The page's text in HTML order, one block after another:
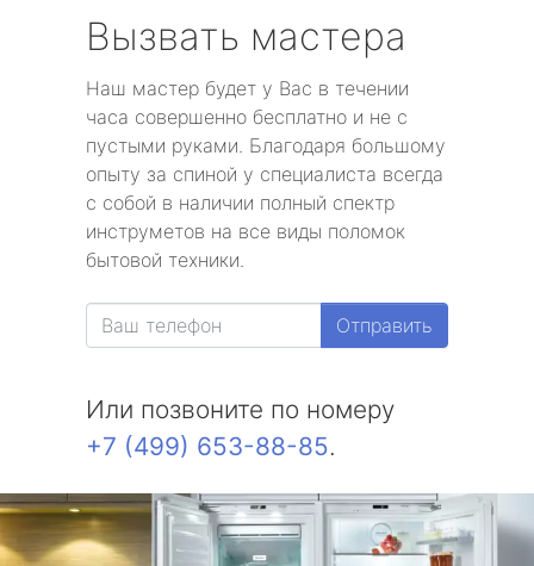
Вызвать мастера
Наш мастер будет у Вас в течении
часа совершенно бесплатно и не с
пустыми руками. Благодаря большому
опыту за спиной у специалиста всегда
с собой в наличии полный спектр
инструметов на все виды поломок
бытовой техники.
Отправить
Или позвоните по номеру
+7 (499) 653-88-85.